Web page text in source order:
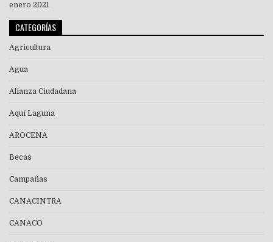
enero 2021
CATEGORÍAS
Agricultura
Agua
Alianza Ciudadana
Aquí Laguna
AROCENA
Becas
Campañas
CANACINTRA
CANACO